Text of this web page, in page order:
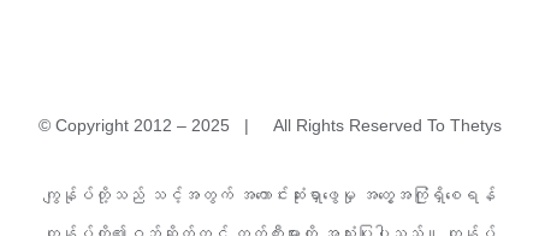
ကျွန်ုပ်တို့သည် သင့်အတွက် အကောင်းဆုံးရှာဖွေမှု အတွေ့အကြုံရှိစေရန်
© Copyright 2012 – 2025 | All Rights Reserved To Thetys